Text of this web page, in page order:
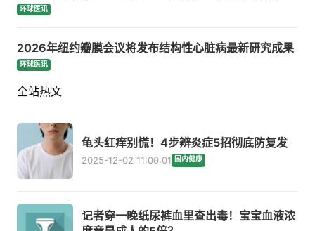
环球医讯
2026年纽约瓣膜会议将发布结构性心脏病最新研究成果
环球医讯
全站热文
龟头红痒别慌！4步辨炎症5招彻底防复发
2025-12-02 11:00:01 国内健康
记者穿一晚纸尿裤血里查出毒！宝宝血液浓